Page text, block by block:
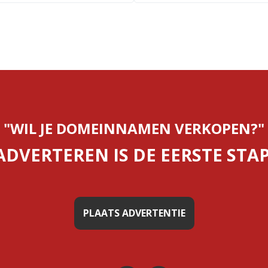
"WIL JE DOMEINNAMEN VERKOPEN?"
IS DE EERSTE
PLAATS ADVERTENTIE